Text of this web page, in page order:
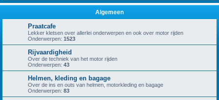
Algemeen
Praatcafe
Lekker kletsen over allerlei onderwerpen en ook over motor rijden
Onderwerpen: 1523
Rijvaardigheid
Over de techniek van het motor rijden
Onderwerpen: 43
Helmen, kleding en bagage
Over de ins en outs van helmen, motorkleding en bagage
Onderwerpen: 83